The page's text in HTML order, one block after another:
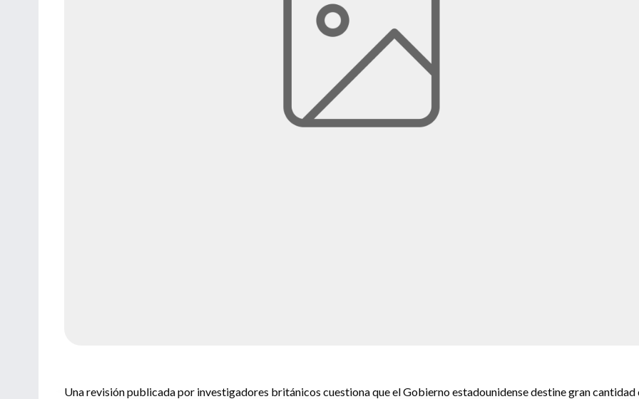
Una revisión publicada por investigadores británicos cuestiona que el Gobierno estadounidense destine gran cantidad